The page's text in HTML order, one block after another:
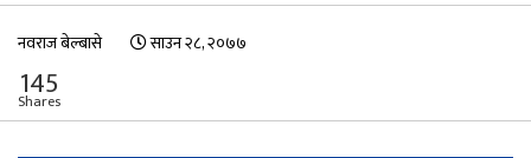
नवराज बेल्बासे साउन २८, २०७७
145
Shares